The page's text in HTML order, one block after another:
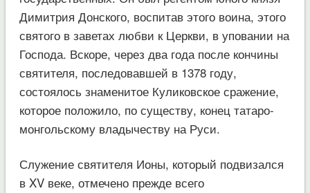
Димитрия Донского, воспитав этого воина, этого
святого в заветах любви к Церкви, в уповании на
Господа. Вскоре, через два года после кончины
святителя, последовавшей в 1378 году,
состоялось знаменитое Куликовское сражение,
которое положило, по существу, конец татаро-
монгольскому владычеству на Руси.
Служение святителя Ионы, который подвизался
в XV веке, отмечено прежде всего